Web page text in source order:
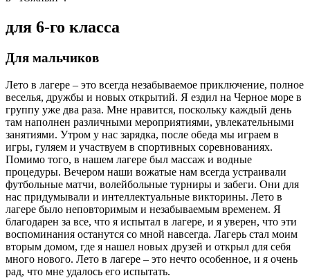
для 6-го класса
Для мальчиков
Лето в лагере – это всегда незабываемое приключение, полное
веселья, дружбы и новых открытий. Я ездил на Черное море в
группу уже два раза. Мне нравится, поскольку каждый день
там наполнен различными мероприятиями, увлекательными
занятиями. Утром у нас зарядка, после обеда мы играем в
игры, гуляем и участвуем в спортивных соревнованиях.
Помимо того, в нашем лагере был массаж и водные
процедуры. Вечером наши вожатые нам всегда устраивали
футбольные матчи, волейбольные турниры и забеги. Они для
нас придумывали и интеллектуальные викторины. Лето в
лагере было неповторимым и незабываемым временем. Я
благодарен за все, что я испытал в лагере, и я уверен, что эти
воспоминания останутся со мной навсегда. Лагерь стал моим
вторым домом, где я нашел новых друзей и открыл для себя
много нового. Лето в лагере – это нечто особенное, и я очень
рад, что мне удалось его испытать.